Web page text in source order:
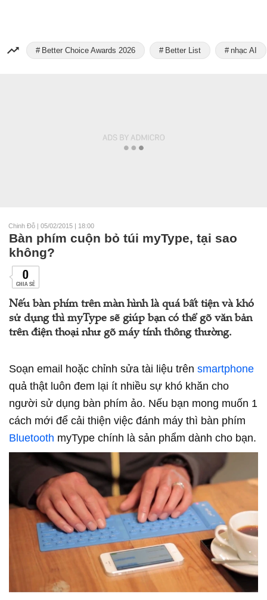
Better Choice Awards 2026 Better List nhạc AI
Chinh Đỗ | 05/02/2015 | 18:00
Bàn phím cuộn bỏ túi myType, tại sao
không?
0
CHIA SẺ
Nếu bàn phím trên màn hình là quá bất tiện và khó
sử dụng thì myType sẽ giúp bạn có thể gõ văn bản
trên điện thoại như gõ máy tính thông thường.
Soạn email hoặc chỉnh sửa tài liệu trên smartphone
quả thật luôn đem lại ít nhiều sự khó khăn cho
người sử dụng bàn phím ảo. Nếu bạn mong muốn 1
cách mới để cải thiện việc đánh máy thì bàn phím
Bluetooth myType chính là sản phẩm dành cho bạn.